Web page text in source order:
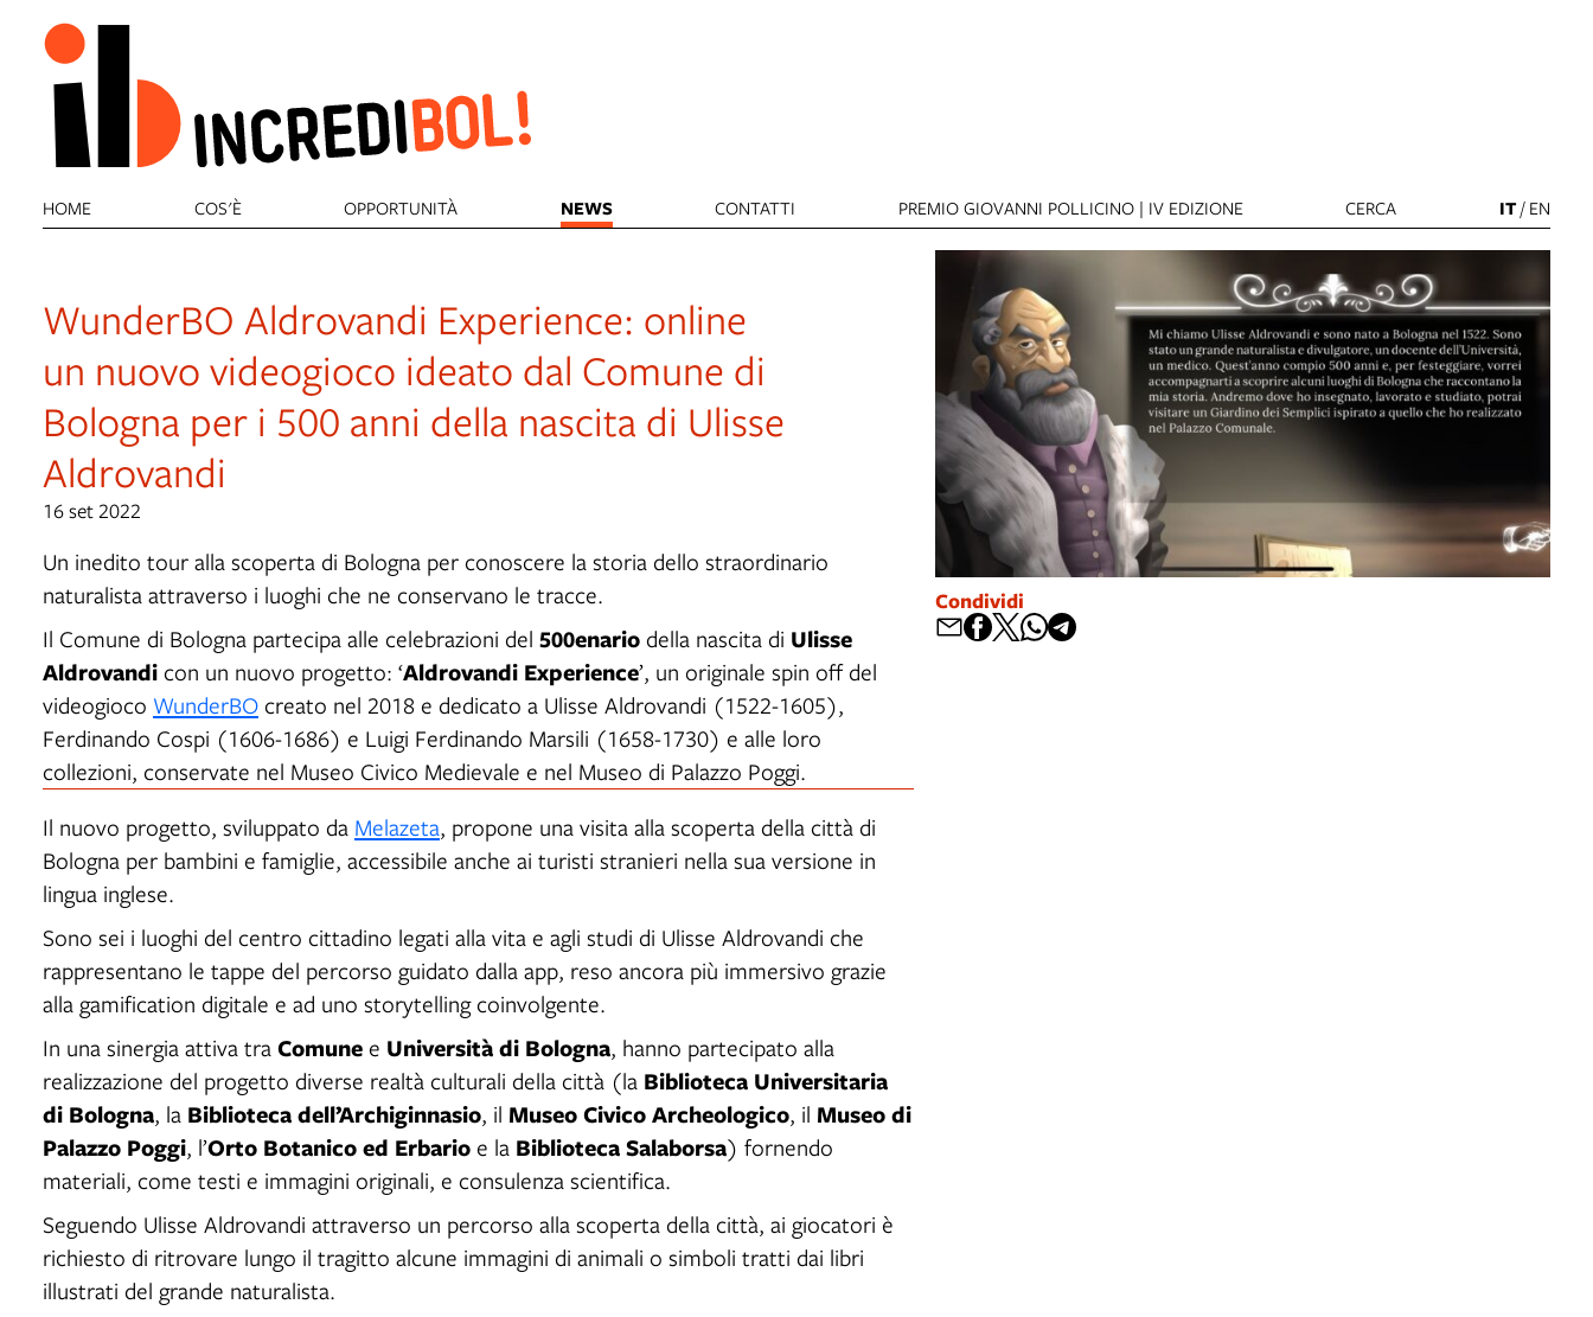
HOME COS'È OPPORTUNITÀ NEWS CONTATTI PREMIO GIOVANNI POLLICINO | IV EDIZIONE CERCA IT/ EN
WunderBO Aldrovandi Experience: online
un nuovo videogioco ideato dal Comune di
Bologna per i 500 anni della nascita di Ulisse
Aldrovandi
16 set 2022
Un inedito tour alla scoperta di Bologna per conoscere la storia dello straordinario
naturalista attraverso i luoghi che ne conservano le tracce.
Il Comune di Bologna partecipa alle celebrazioni del 500enario della nascita di Ulisse
Aldrovandi con un nuovo progetto: ‘Aldrovandi Experience’, un originale spin off del
videogioco WunderBO creato nel 2018 e dedicato a Ulisse Aldrovandi (1522-1605),
Ferdinando Cospi (1606-1686) e Luigi Ferdinando Marsili (1658-1730) e alle loro
collezioni, conservate nel Museo Civico Medievale e nel Museo di Palazzo Poggi.
Il nuovo progetto, sviluppato da Melazeta, propone una visita alla scoperta della città di
Bologna per bambini e famiglie, accessibile anche ai turisti stranieri nella sua versione in
lingua inglese.
Sono sei i luoghi del centro cittadino legati alla vita e agli studi di Ulisse Aldrovandi che
rappresentano le tappe del percorso guidato dalla app, reso ancora più immersivo grazie
alla gamification digitale e ad uno storytelling coinvolgente.
In una sinergia attiva tra Comune e Università di Bologna, hanno partecipato alla
realizzazione del progetto diverse realtà culturali della città (la Biblioteca Universitaria
di Bologna, la Biblioteca dell’Archiginnasio, il Museo Civico Archeologico, il Museo di
Palazzo Poggi, l’Orto Botanicoed Erbario e la Biblioteca Salaborsa) fornendo
materiali, come testi e immagini originali, e consulenza scientifica.
Seguendo Ulisse Aldrovandi attraverso un percorso alla scoperta della città, ai giocatori è
richiesto di ritrovare lungo il tragitto alcune immagini di animali o simboli tratti dai libri
illustrati del grande naturalista.
Condividi